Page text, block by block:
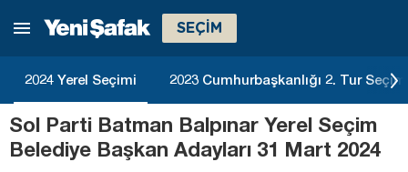
SEÇİM
2024 Yerel Seçimi 2023 Cumhurbaşkanlığı 2. Tur
Sol Parti Batman Balpınar Yerel Seçim
Belediye Başkan Adayları 31 Mart 2024
Ağrı
Antalya
Ardahan